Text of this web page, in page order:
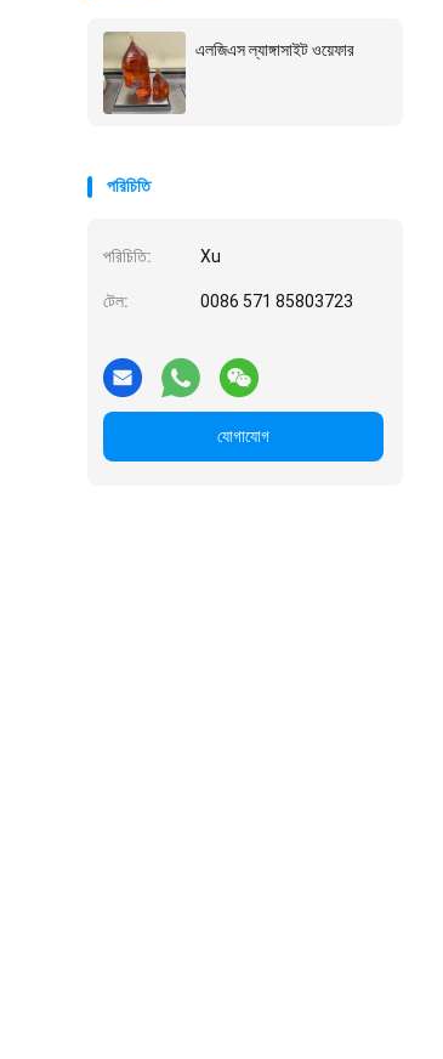
এলজিএস ল্যাঙ্গাসাইট ওয়েফার
পরিচিতি
পরিচিতি: Xu
টেল: 0086 571 85803723
যোগাযোগ